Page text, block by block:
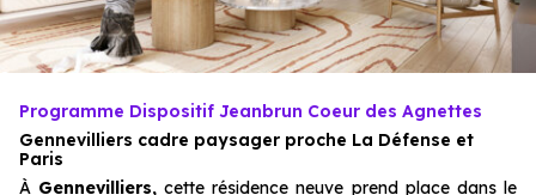
Programme Dispositif Jeanbrun Coeur des Agnettes
Gennevilliers cadre paysager proche La Défense et
Paris
À Gennevilliers, cette résidence neuve prend place dans le